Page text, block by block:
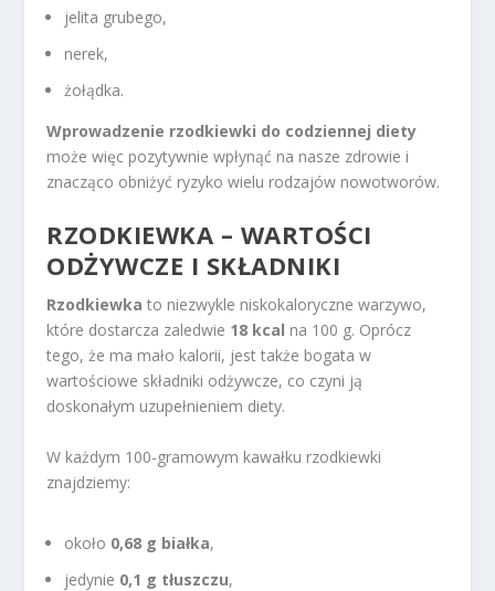
jelita grubego,
nerek,
żołądka.
Wprowadzenie rzodkiewki do codziennej diety
może więc pozytywnie wpłynąć na nasze zdrowie i
znacząco obniżyć ryzyko wielu rodzajów nowotworów.
RZODKIEWKA – WARTOŚCI
ODŻYWCZE I SKŁADNIKI
Rzodkiewka to niezwykle niskokaloryczne warzywo,
które dostarcza zaledwie 18 kcal na 100 g. Oprócz
tego, że ma mało kalorii, jest także bogata w
wartościowe składniki odżywcze, co czyni ją
doskonałym uzupełnieniem diety.
W każdym 100-gramowym kawałku rzodkiewki
znajdziemy:
około 0,68 g białka,
jedynie 0,1 g tłuszczu,